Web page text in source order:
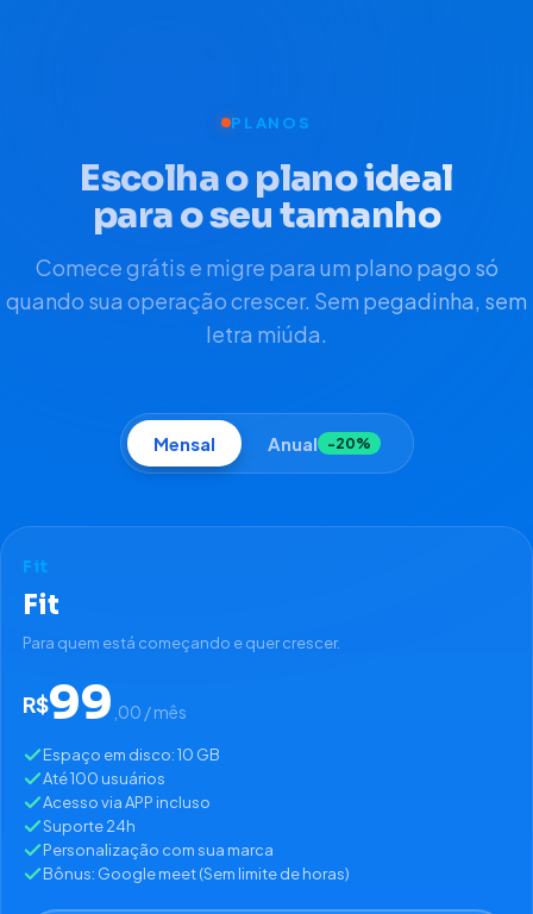
PLANOS
Escolha o plano ideal
para o seu tamanho
Comece grátis e migre para um plano pago só
quando sua operação crescer. Sem pegadinha, sem
letra miúda.
Mensal Anual −20%
Fit
Fit
Para quem está começando e quer crescer.
R$99 ,00 / mês
Espaço em disco: 10 GB
Até 100 usuários
Acesso via APP incluso
Suporte 24h
Personalização com sua marca
Bônus: Google meet (Sem limite de horas)